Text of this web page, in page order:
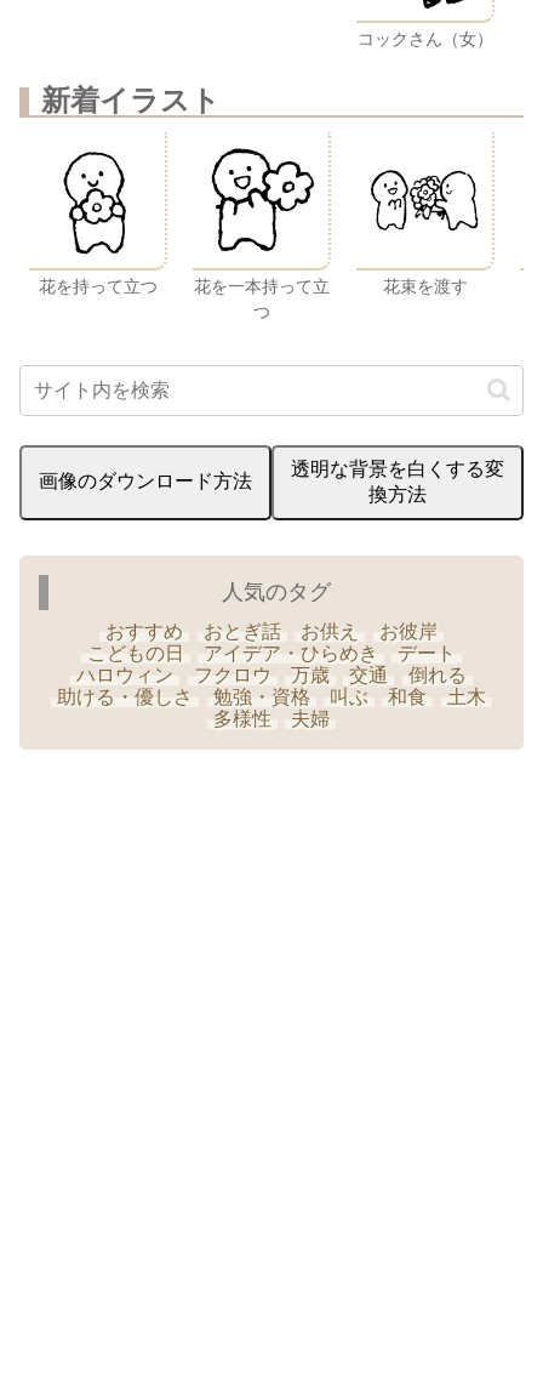
コックさん（女）
新着イラスト
花を持って立つ
花を一本持って立
つ
花束を渡す
画像のダウンロード方法
透明な背景を白くする変
換方法
人気のタグ
おすすめ おとぎ話 お供え
お彼岸
こどもの日
アイデア・ひらめき
デート
ハロウィン
フクロウ 万歳 交通
倒れる
助ける・優しさ
勉強・資格 叫ぶ 和食
土木
多様性
夫婦